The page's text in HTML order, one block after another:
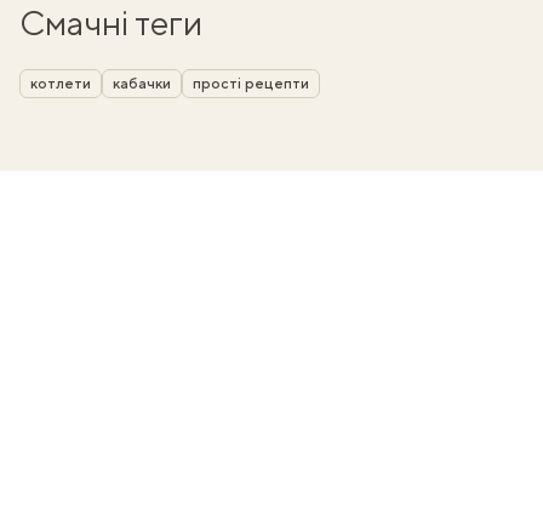
Смачні теги
котлети кабачки прості рецепти